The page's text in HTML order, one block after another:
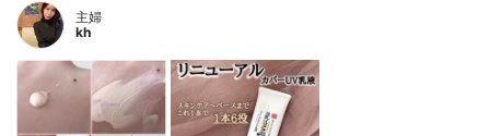
主婦
kh